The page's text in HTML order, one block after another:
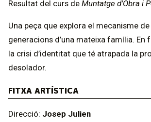
Resultat del curs de Muntatge d'Obra i
Una peça que explora el mecanisme
generacions d’una mateixa família.
la crisi d’identitat que té atrapada la
desolador.
FITXA ARTÍSTICA
Direcció: Josep Julien